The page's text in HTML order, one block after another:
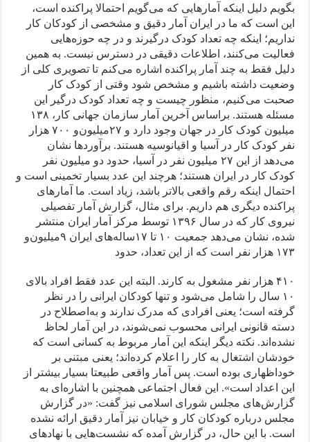
بگویم‌ دلیل اینکه آمارهایی که می‌گویم احتمالا پراکنده است،
این است که ما در ایران آمار دقیق و مشخصی از کودکان کار
نداریم؛ اینکه چه تعداد کودک درگیرند و در چه حوزه‌هایی
فعالیت می‌کنند، اطلاعات دقیقی در دسترس نیست. به همین
دلیل فقط به چند آمار پراکنده اشاره می‌کنم تا تصویری کلی‌ از
وضعیت داشته باشیم و مشخص شود وقتی از کودک کار
صحبت می‌کنیم، منظور چیست و چه تعداد کودک درگیر این
مسئله هستند. بر‌اساس آخرین آمار سازمان جهانی کار، ۱۳۸
میلیون کودک کار در جهان وجود دارد و ۲۷‌میلیون‌و ۷۰۰ هزار
نفر کودک کار در آسیا و اقیانوسیه هستند. برآوردها نشان
می‌دهد‌ از این ۲۷ میلیون نفر در آسیا، حدود دو میلیون نفر
کودک کار در ایران هستند؛ هرچند این عدد بسیار تخمینی است و
احتمال اینکه رقم واقعی بالاتر باشد، زیاد است. ما آمارهای
پراکنده دیگری هم داریم. برای مثال، گزارش آمار تفصیلی
نیروی کار که در سال ۱۳۹۶ توسط مرکز آمار ایران منتشر
شده، نشان می‌دهد جمعیت ۱۰ تا ۱۷ساله‌های ایران ۹‌میلیون‌و
۱۷۳ هزار نفر است که از این تعداد، حدود
۴۱۰ هزار نفر مشغول به کارند. البته این عدد فقط افراد بالای
۱۰ سال را شامل می‌شود و تنها کودکان ایرانی را در نظر
گرفته است؛ یعنی افرادی که مدرک ندارند و به‌اصطلاح در
دسته قانونی ایرانی محسوب نمی‌شوند، در این آمار لحاظ
نشده‌اند. نکته دیگر اینکه این آمار مربوط به کسانی است که
خودشان اشتغال به کار را اعلام کرده‌اند؛ یعنی مبتنی بر
خوداظهاری بوده است. پس آمار واقعی‌ طبیعتا بسیار بیشتر از
این اعداد است». این فعال اجتماعی همچنین با اشاره‌ای به
گزارش‌های مجلس شورای اسلامی نیز گفت: «در گزارش
مجلس درباره کودکان کار و خیابان نیز آمار دقیق ارائه نشده
است. با این حال، در گزارش آمده که نشست‌هایی با نهادهای